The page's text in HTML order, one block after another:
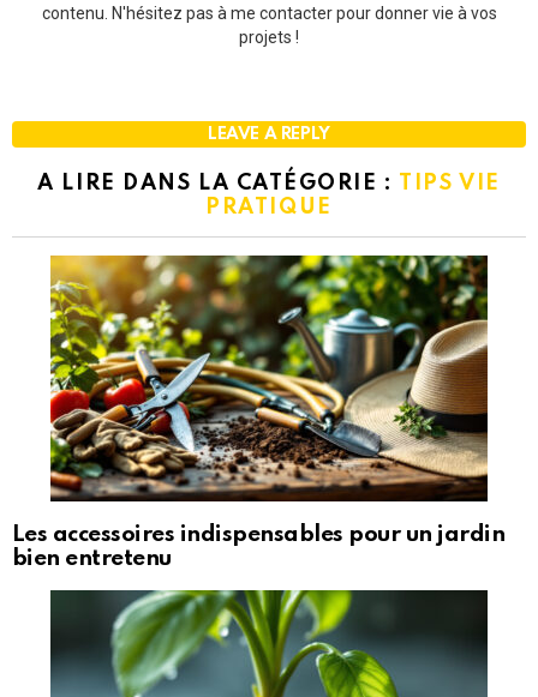
contenu. N'hésitez pas à me contacter pour donner vie à vos
projets !
LEAVE A REPLY
A LIRE DANS LA CATÉGORIE : TIPS VIE
PRATIQUE
Les accessoires indispensables pour un jardin
bien entretenu